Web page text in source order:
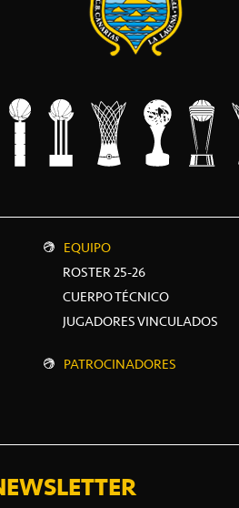
EQUIPO
ROSTER 25-26
CUERPO TÉCNICO
JUGADORES VINCULADOS
PATROCINADORES